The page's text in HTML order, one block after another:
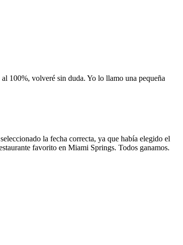
100%, volveré sin duda. Yo lo llamo una pequeña
la fecha correcta, ya que había elegido el
favorito en Miami Springs. Todos ganamos.